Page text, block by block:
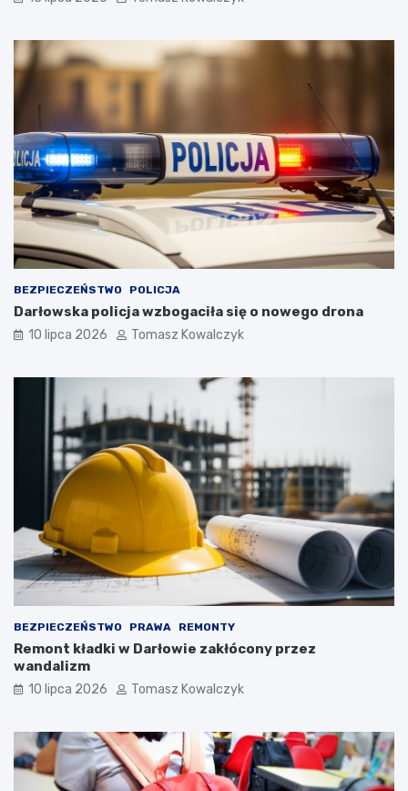
BEZPIECZEŃSTWO POLICJA
Darłowska policja wzbogaciła się o nowego drona
10 lipca 2026 Tomasz Kowalczyk
BEZPIECZEŃSTWO PRAWA REMONTY
Remont kładki w Darłowie zakłócony przez
wandalizm
10 lipca 2026 Tomasz Kowalczyk